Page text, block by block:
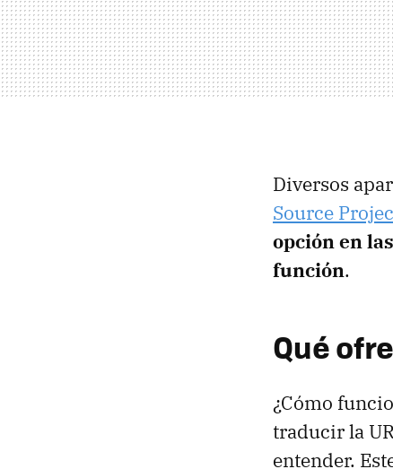
Diversos
Source
opción en las
función.
Qué
¿Cómo
traducir la
entender.